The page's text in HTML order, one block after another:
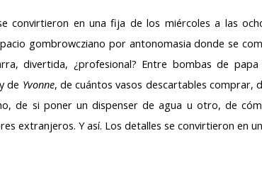
convirtieron en una fija de los miércoles a las
gombrowcziano por antonomasia donde se
divertida, ¿profesional? Entre bombas de papa
de Yvonne, de cuántos vasos descartables comprar,
de si poner un dispenser de agua u otro, de
extranjeros. Y así. Los detalles se convirtieron en